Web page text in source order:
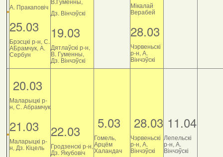
А. Пракаповіч
25.03
Брэсцкі р-н, С.
АБрамчук, А.
Сербун
Дз. Вінчэўскі
19.03
Дятлаўскі р-н,
В. Гуменны,
Дз. Вінчэўскі
Мікалай
Верабей
28.03
Чэрвеньскі
р-н, А.
Вінчэўскі
20.03
Маларыцкі р-
н, С. Абрамчук
21.03
Маларыцкі р-
н, Дз. Кіцель
22.03
Гродзенскі р-н,
Дз. Якубовіч
5.03
Гомель,
Арцём
Халандач
28.03
Чэрвеньскі
р-н, А.
Вінчэўскі
11.04
Лепельскі
р-н, А.
Вінчэўскі